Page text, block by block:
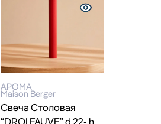
АРОМА
Maison Berger
Свеча Столовая
“DROI FAUVE” d 22- h